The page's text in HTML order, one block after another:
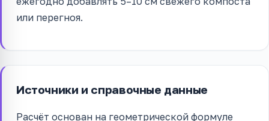
или перегноя.
Источники и справочные данные
Расчёт основан на геометрической формуле